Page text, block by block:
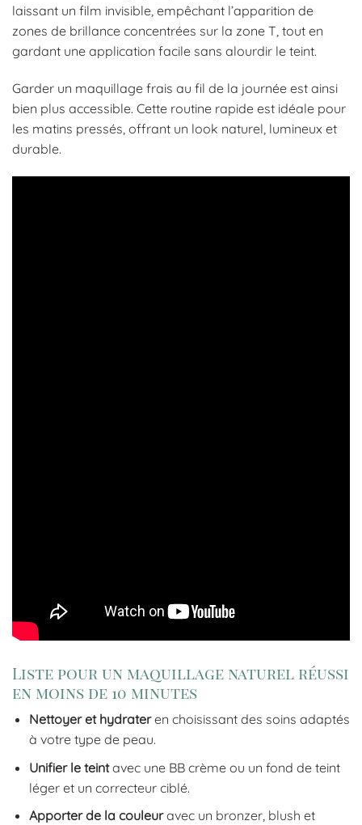
laissant un film invisible, empêchant l’apparition de
zones de brillance concentrées sur la zone T, tout en
gardant une application facile sans alourdir le teint.
Garder un maquillage frais au fil de la journée est ainsi
bien plus accessible. Cette routine rapide est idéale pour
les matins pressés, offrant un look naturel, lumineux et
durable.
Liste pour un maquillage naturel réussi
en moins de 10 minutes
Nettoyer et hydrateren choisissant des soins adaptés
à votre type de peau.
Unifier le teintavec une BB crème ou un fond de teint
léger et un correcteur ciblé.
Apporter de la couleuravec un bronzer, blush et